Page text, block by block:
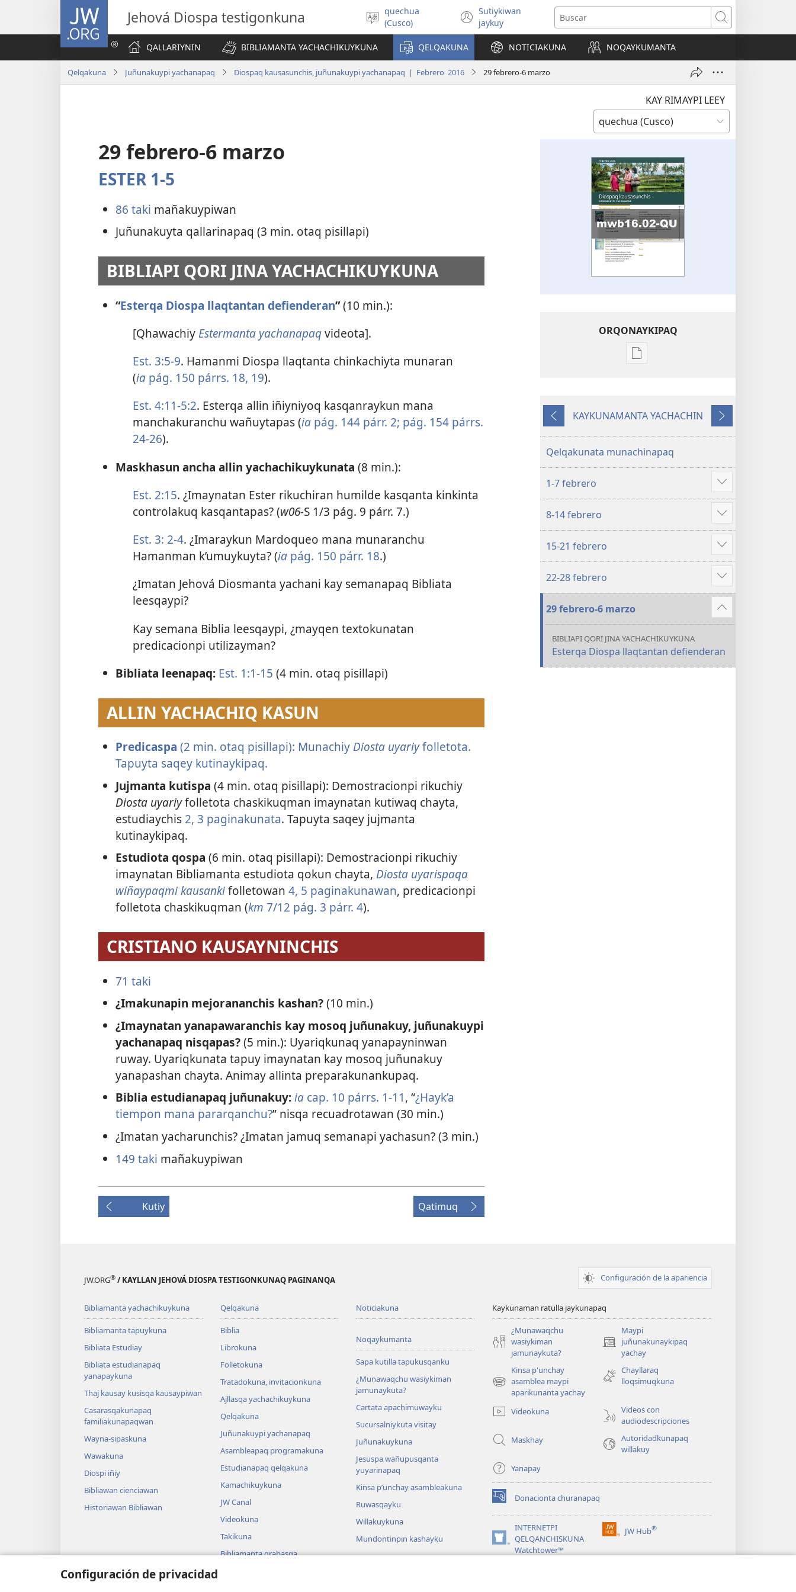
Configuración de privacidad
JW.ORG
Jehová Diospa testigonkuna
Simita
akllay
quechua
(Cusco)
Sutiykiwan
jaykuy(abre
una
nueva
ventana)
Buscar
QALLARIYNIN BIBLIAMANTA YACHACHIKUYKUNA QELQAKUNA NOTICIAKUNA NOQAYKUMANTA
Qelqakuna Juñunakuypi yachanapaq Diospaq kausasunchis, juñunakuypi yachanapaq | Febrero 2016 29 febrero-6 marzo
KAY RIMAYPI LEEY
29 febrero-6 marzo
ESTER 1-5
86 taki mañakuypiwan
Juñunakuyta qallarinapaq (3 min. otaq pisillapi)
BIBLIAPI QORI JINA YACHACHIKUYKUNA
“Esterqa Diospa llaqtantan defienderan”(10 min.):
[Qhawachiy Estermanta yachanapaqvideota].
Est. 3:5-9. Hamanmi Diospa llaqtanta chinkachiyta munaran
(ia pág. 150 párrs. 18, 19).
Est. 4:11-5:2. Esterqa allin iñiyniyoq kasqanraykun mana
manchakuranchu wañuytapas (ia pág. 144 párr. 2; pág. 154 párrs.
24-26).
Maskhasun ancha allin yachachikuykunata (8 min.):
Est. 2:15. ¿Imaynatan Ester rikuchiran humilde kasqanta kinkinta
controlakuq kasqantapas? (w06-S 1/3 pág. 9 párr. 7.)
Est. 3: 2-4. ¿Imaraykun Mardoqueo mana munaranchu
Hamanman k’umuykuyta? (ia pág. 150 párr. 18.)
¿Imatan Jehová Diosmanta yachani kay semanapaq Bibliata
leesqaypi?
Kay semana Biblia leesqaypi, ¿mayqen textokunatan
predicacionpi utilizayman?
Bibliata leenapaq: Est. 1:1-15 (4 min. otaq pisillapi)
ALLIN YACHACHIQ KASUN
Predicaspa (2 min. otaq pisillapi): Munachiy Diosta uyariyfolletota.
Tapuyta saqey kutinaykipaq.
Jujmanta kutispa (4 min. otaq pisillapi): Demostracionpi rikuchiy
Diosta uyariyfolletota chaskikuqman imaynatan kutiwaq chayta,
estudiaychis 2, 3 paginakunata. Tapuyta saqey jujmanta
kutinaykipaq.
Estudiota qospa (6 min. otaq pisillapi): Demostracionpi rikuchiy
imaynatan Bibliamanta estudiota qokun chayta, Diosta uyarispaqa
wiñaypaqmi kausankifolletowan 4, 5 paginakunawan, predicacionpi
folletota chaskikuqman (km 7/12 pág. 3 párr. 4).
CRISTIANO KAUSAYNINCHIS
71 taki
¿Imakunapin mejorananchis kashan?(10 min.)
¿Imaynatan yanapawaranchis kay mosoq juñunakuy, juñunakuypi
yachanapaq nisqapas?(5 min.): Uyariqkunaq yanapayninwan
ruway. Uyariqkunata tapuy imaynatan kay mosoq juñunakuy
yanapashan chayta. Animay allinta preparakunankupaq.
Biblia estudianapaq juñunakuy:ia cap. 10 párrs. 1-11, “¿Hayk’a
tiempon mana pararqanchu?” nisqa recuadrotawan (30 min.)
¿Imatan yacharunchis? ¿Imatan jamuq semanapi yachasun? (3 min.)
149 taki mañakuypiwan
Kutiy Qatimuq
ORQONAYKIPAQ
Kaypi
KAUSASUNCHIS,
YACHANAPAQ
Febrero
Kutiy
KAYKUNAMANTA YACHACHIN
Qatimuq
Qelqakunata munachinapaq
1-7 febrero
Mostrar
más
8-14 febrero
Mostrar
más
15-21 febrero
Mostrar
más
22-28 febrero
Mostrar
más
29 febrero-6 marzo
Mostrar
más
BIBLIAPI QORI JINA YACHACHIKUYKUNA
Esterqa Diospa llaqtantan defienderan
JW.ORG® / KAYLLAN JEHOVÁ DIOSPA TESTIGONKUNAQ PAGINANQA Configuración de la apariencia
Bibliamanta yachachikuykuna
Bibliamanta tapuykuna
Bibliata Estudiay
Bibliata estudianapaq
yanapaykuna
Thaj kausay kusisqa kausaypiwan
Casarasqakunapaq
familiakunapaqwan
Wayna-sipaskuna
Wawakuna
Diospi iñiy
Bibliawan cienciawan
Historiawan Bibliawan
Qelqakuna
Biblia
Librokuna
Folletokuna
Tratadokuna, invitacionkuna
Ajllasqa yachachikuykuna
Qelqakuna
Juñunakuypi yachanapaq
Asambleapaq programakuna
Estudianapaq qelqakuna
Kamachikuykuna
JW Canal
Videokuna
Takikuna
Bibliamanta grabasqa
Noticiakuna
Noqaykumanta
Sapa kutilla tapukusqanku
¿Munawaqchu wasiykiman
jamunaykuta?
Cartata apachimuwayku
Sucursalniykuta visitay
Juñunakuykuna
Jesuspa wañupusqanta
yuyarinapaq
Kinsa p’unchay asambleakuna
Ruwasqayku
Willakuykuna
Mundontinpin kashayku
Kaykunaman ratulla jaykunapaq
¿Munawaqchu
wasiykiman
jamunaykuta?
Maypi
juñunakunaykipaq
yachay
(abre
nueva
ventana)
Kinsa p'unchay
asamblea maypi
aparikunanta yachay
(abre
nueva
Chayllaraq
lloqsimuqkuna
Videokuna
Videos con
audiodescripciones
Maskhay
Autoridadkunapaq
willakuy
Yanapay
Donacionta churanapaq
(abre
una
ventana)
INTERNETPI
QELQANCHISKUNA
Watchtower™
(abre
una
JW Hub®
(abre
nueva